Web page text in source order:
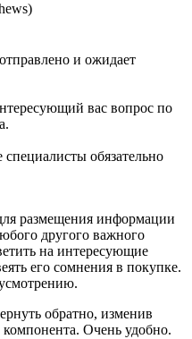
и ожидает
вас вопрос по
обязательно
размещения информации
другого важного
на интересующие
его сомнения в покупке.
обратно, изменив
компонента. Очень удобно.